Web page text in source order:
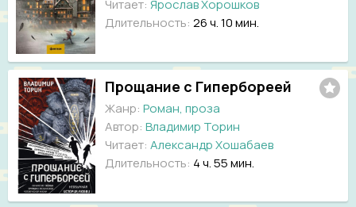
Читает: Ярослав Хорошков
Длительность: 26 ч. 10 мин.
Прощание с Гипербореей
Жанр: Роман, проза
Автор: Владимир Торин
Читает: Александр Хошабаев
Длительность: 4 ч. 55 мин.